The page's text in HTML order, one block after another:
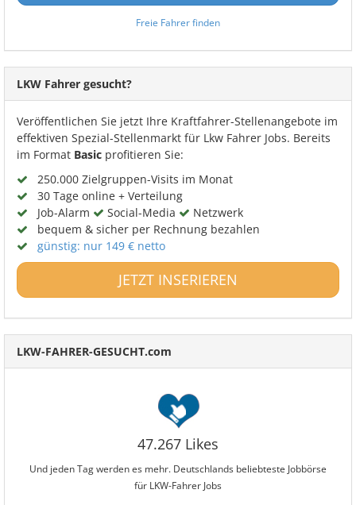
Freie Fahrer finden
LKW Fahrer gesucht?
Veröffentlichen Sie jetzt Ihre Kraftfahrer-Stellenangebote im
effektiven Spezial-Stellenmarkt für Lkw Fahrer Jobs. Bereits
im Format Basic profitieren Sie:
250.000 Zielgruppen-Visits im Monat
30 Tage online + Verteilung
Job-Alarm
Social-Media
Netzwerk
bequem & sicher per Rechnung bezahlen
günstig: nur 149 € netto
JETZT INSERIEREN
LKW-FAHRER-GESUCHT.com
47.267 Likes
Und jeden Tag werden es mehr. Deutschlands beliebteste Jobbörse
für LKW-Fahrer Jobs